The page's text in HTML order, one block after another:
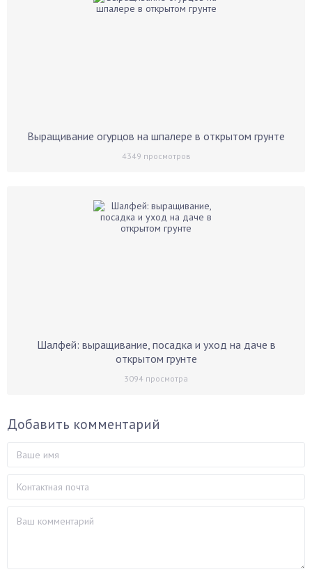
Выращивание огурцов на шпалере в открытом грунте
4349 просмотров
Шалфей: выращивание, посадка и уход на даче в
открытом грунте
3094 просмотра
Добавить комментарий